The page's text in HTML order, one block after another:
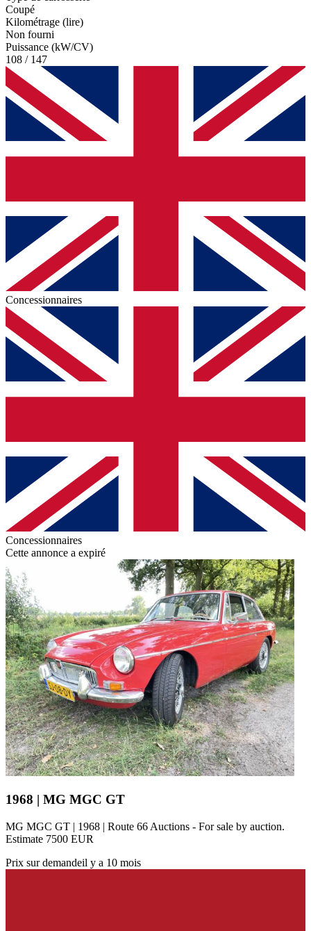
Coupé
Kilométrage (lire)
Non fourni
Puissance (kW/CV)
108 / 147
Concessionnaires
Concessionnaires
Cette annonce a expiré
1968 | MG MGC GT
MG MGC GT | 1968 | Route 66 Auctions - For sale by auction.
Estimate 7500 EUR
Prix sur demandeil y a 10 mois